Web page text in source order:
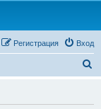
Вход
Регистрация